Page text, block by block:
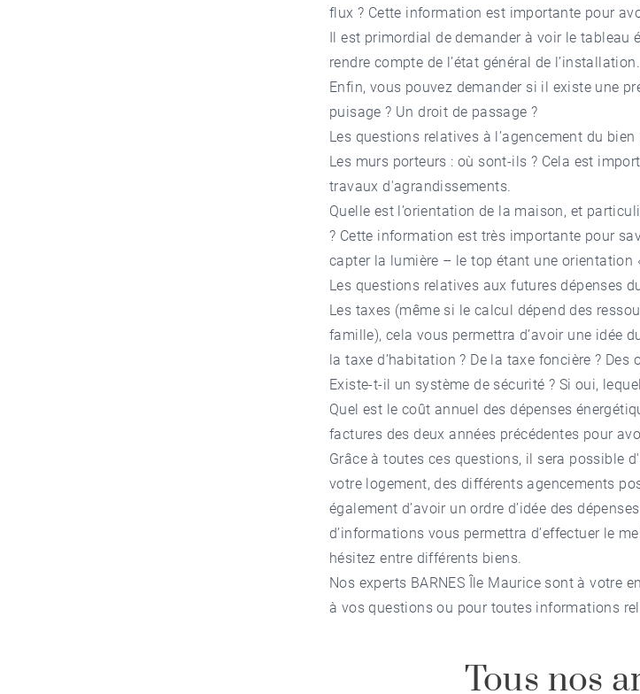
flux ? Cette information est importante pour
Il est primordial de demander à voir le tableau
rendre compte de l’état général de l’installation.
Enfin, vous pouvez demander si il existe une
puisage ? Un droit de passage ?
Les questions relatives à l’agencement du bien
Les murs porteurs : où sont-ils ? Cela est
travaux d'agrandissements.
Quelle est l’orientation de la maison, et
? Cette information est très importante pour
capter la lumière – le top étant une orientation
Les questions relatives aux futures dépenses
Les taxes (même si le calcul dépend des
famille), cela vous permettra d’avoir une idée
la taxe d’habitation ? De la taxe foncière ? Des
Existe-t-il un système de sécurité ? Si oui,
Quel est le coût annuel des dépenses
factures des deux années précédentes pour
Grâce à toutes ces questions, il sera possible
votre logement, des différents agencements
également d’avoir un ordre d’idée des
d’informations vous permettra d’effectuer le
hésitez entre différents biens.
Nos experts BARNES Île Maurice sont à votre
à vos questions ou pour toutes informations
Tous nos